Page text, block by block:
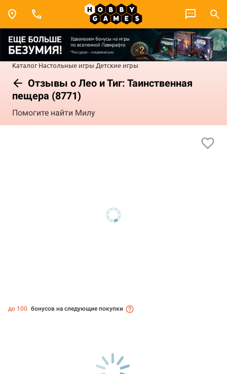
Каталог Настольные игры Детские игры
Отзывы о Лео и Тиг: Таинственная
пещера (8771)
Помогите найти Милу
до 100 бонусов на следующие покупки